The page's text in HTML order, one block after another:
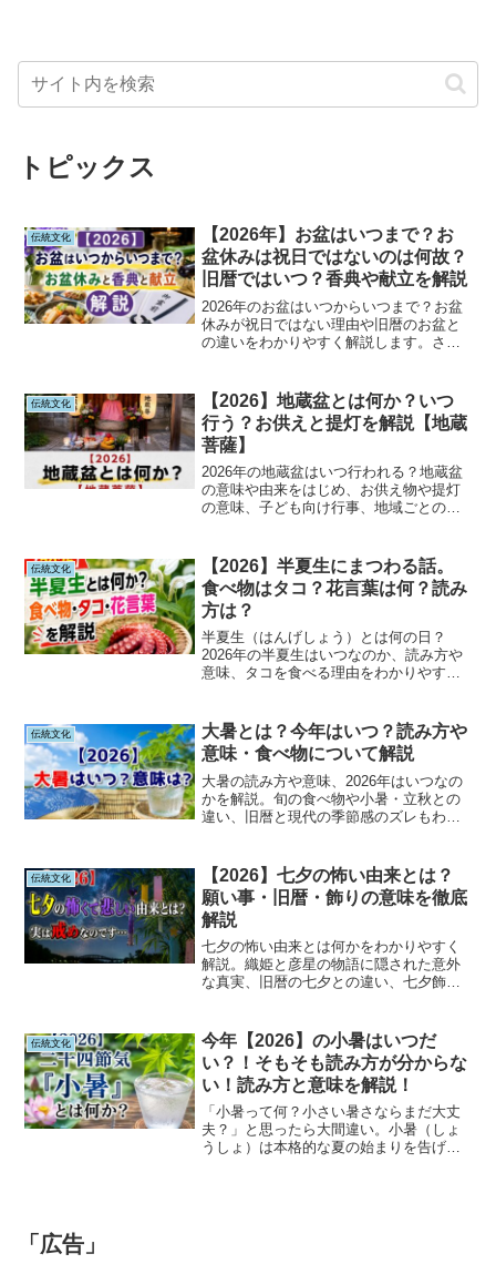
トピックス
伝統文化
【2026年】お盆はいつまで？お
盆休みは祝日ではないのは何故？
旧暦ではいつ？香典や献立を解説
2026年のお盆はいつからいつまで？お盆
休みが祝日ではない理由や旧暦のお盆と
の違いをわかりやすく解説します。さら
詳しく紹介。お盆に関する疑問をまとめ
て解決できる完全ガイドです。
伝統文化
【2026】地蔵盆とは何か？いつ
行う？お供えと提灯を解説【地蔵
菩薩】
2026年の地蔵盆はいつ行われる？地蔵盆
の意味や由来をはじめ、お供え物や提灯
の意味、子ども向け行事、地域ごとの違
全ガイドです。
伝統文化
【2026】半夏生にまつわる話。
食べ物はタコ？花言葉は何？読み
方は？
半夏生（はんげしょう）とは何の日？
2026年の半夏生はいつなのか、読み方や
意味、タコを食べる理由をわかりやすく
係、各地に伝わる風習や言い伝えについ
ても紹介します。日本の季節文化を知り
たい方におすすめの記事です。
伝統文化
大暑とは？今年はいつ？読み方や
意味・食べ物について解説
大暑の読み方や意味、2026年はいつなの
かを解説。旬の食べ物や小暑・立秋との
違い、旧暦と現代の季節感のズレもわか
伝統文化
【2026】七夕の怖い由来とは？
願い事・旧暦・飾りの意味を徹底
解説
七夕の怖い由来とは何かをわかりやすく
解説。織姫と彦星の物語に隠された意外
な真実、旧暦の七夕との違い、七夕飾り
詳しく紹介します。2026年の七夕をより
深く楽しみたい方必見です。
伝統文化
今年【2026】の小暑はいつだ
い？！そもそも読み方が分からな
い！読み方と意味を解説！
「小暑って何？小さい暑さならまだ大丈
夫？」と思ったら大間違い。小暑（しょ
うしょ）は本格的な夏の始まりを告げる
「広告」